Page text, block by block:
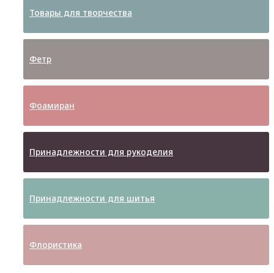
Товары для творчества
Фетр
Фоамиран
Принадлежности для рукоделия
Принадлежности для шитья
Флористика